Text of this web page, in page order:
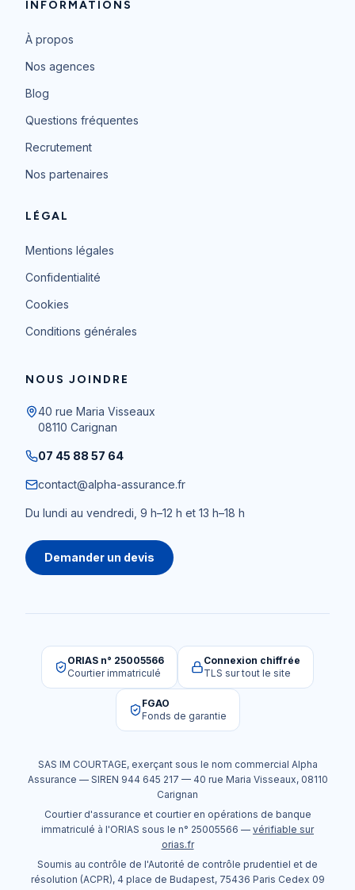
INFORMATIONS
À propos
Nos agences
Blog
Questions fréquentes
Recrutement
Nos partenaires
LÉGAL
Mentions légales
Confidentialité
Cookies
Conditions générales
NOUS JOINDRE
40 rue Maria Visseaux
08110 Carignan
07 45 88 57 64
contact@alpha-assurance.fr
Du lundi au vendredi, 9 h–12 h et 13 h–18 h
Demander un devis
ORIAS n° 25005566
Courtier immatriculé
Connexion chiffrée
TLS sur tout le site
FGAO
Fonds de garantie
SAS IM COURTAGE, exerçant sous le nom commercial Alpha
Assurance — SIREN 944 645 217 — 40 rue Maria Visseaux, 08110
Carignan
Courtier d'assurance et courtier en opérations de banque
immatriculé à l'ORIAS sous le n° 25005566 — vérifiable sur
orias.fr
Soumis au contrôle de l'Autorité de contrôle prudentiel et de
résolution (ACPR), 4 place de Budapest, 75436 Paris Cedex 09